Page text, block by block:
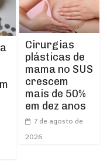
Cirurgias
plásticas de
mama no SUS
crescem
mais de 50%
em dez anos
7 de agosto de
2026